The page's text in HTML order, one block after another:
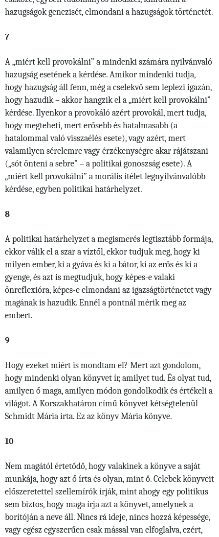
hazugságok genezisét, elmondani a hazugságok történetét.
7
A „miért kell provokálni” a mindenki számára nyilvánvaló
hazugság esetének a kérdése. Amikor mindenki tudja,
hogy hazugság áll fenn, még a cselekvő sem leplezi igazán,
hogy hazudik – akkor hangzik el a „miért kell provokálni”
kérdése. Ilyenkor a provokáló azért provokál, mert tudja,
hogy megteheti, mert erősebb és hatalmasabb (a
hatalommal való visszaélés esete), vagy azért, mert
valamilyen sérelemre vagy érzékenységre akar rájátszani
(„sót önteni a sebre” – a politikai gonoszság esete). A
„miért kell provokálni” a morális ítélet legnyilvánvalóbb
kérdése, egyben politikai határhelyzet.
8
A politikai határhelyzet a megismerés legtisztább formája,
ekkor válik el a szar a víztől, ekkor tudjuk meg, hogy ki
milyen ember, ki a gyáva és ki a bátor, ki az erős és ki a
gyenge, és azt is megtudjuk, hogy képes-e valaki
önreflexióra, képes-e elmondani az igazságtörténetet vagy
magának is hazudik. Ennél a pontnál mérik meg az
embert.
9
Hogy ezeket miért is mondtam el? Mert azt gondolom,
hogy mindenki olyan könyvet ír, amilyet tud. És olyat tud,
amilyen ő maga, amilyen módon gondolkodik és értékeli a
világot. A Korszakhatáron című könyvet kétségtelenül
Schmidt Mária írta. Ez az könyv Mária könyve.
10
Nem magától értetődő, hogy valakinek a könyve a saját
munkája, hogy azt ő írta és olyan, mint ő. Celebek könyveit
előszeretettel szellemírók írják, mint ahogy egy politikus
sem biztos, hogy maga írja azt a könyvet, amelynek a
borítóján a neve áll. Nincs rá ideje, nincs hozzá képessége,
vagy egész egyszerűen csak mással van elfoglalva, ezért,